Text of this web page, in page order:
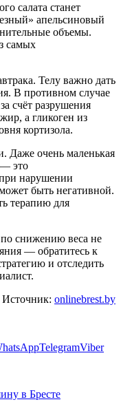
салата станет
апельсиновый
объемы.
самых
Телу важно дать
В противном случае
счёт разрушения
а гликоген из
кортизола.
Даже очень маленькая
— это
нарушении
быть негативной.
терапию для
снижению веса не
— обратитесь к
и отследить
Источник: onlinebrest.by
TelegramViber
в Бресте